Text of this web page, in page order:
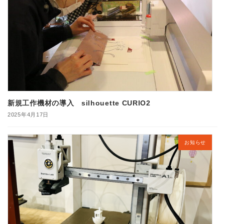
新規工作機材の導入 silhouette CURIO2
2025年4月17日
お知らせ